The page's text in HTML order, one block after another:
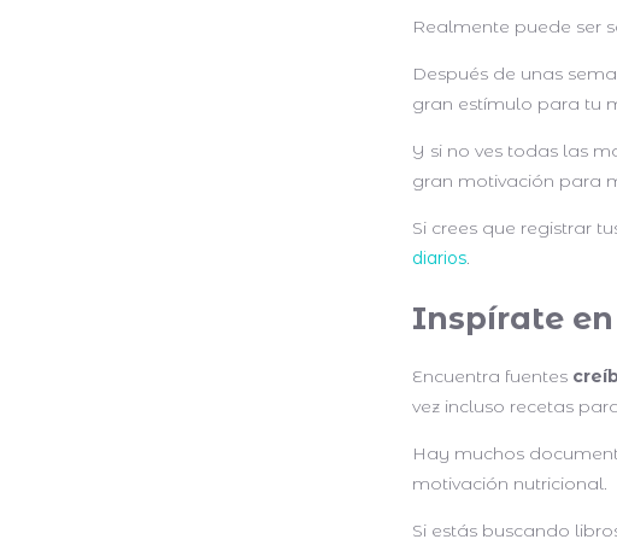
Realmente puede ser
Después de unas
gran estímulo para tu
Y si no ves todas las
gran motivación para
Si crees que registrar
diarios.
Inspírate
Encuentra fuentes
vez incluso recetas
Hay muchos
motivación nutricional.
Si estás buscando